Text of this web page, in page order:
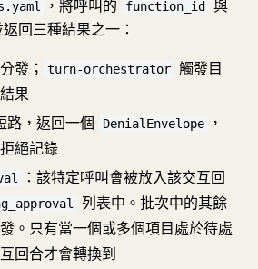
，將呼叫的 function_id
與
回三種結果之一：
發； turn-orchestrator 觸發目
果
路，返回一個 DenialEnvelope
，
絕記錄
：該特定呼叫會被放入該交互回
列表中。批次中的其餘
。只有當一個或多個項目處於待處
回合才會轉換到